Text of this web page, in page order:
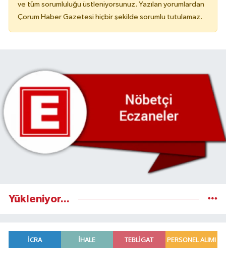
ve tüm sorumluluğu üstleniyorsunuz. Yazılan yorumlardan
Çorum Haber Gazetesi hiçbir şekilde sorumlu tutulamaz.
Yükleniyor...